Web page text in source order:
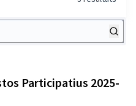
Participatius 2025-